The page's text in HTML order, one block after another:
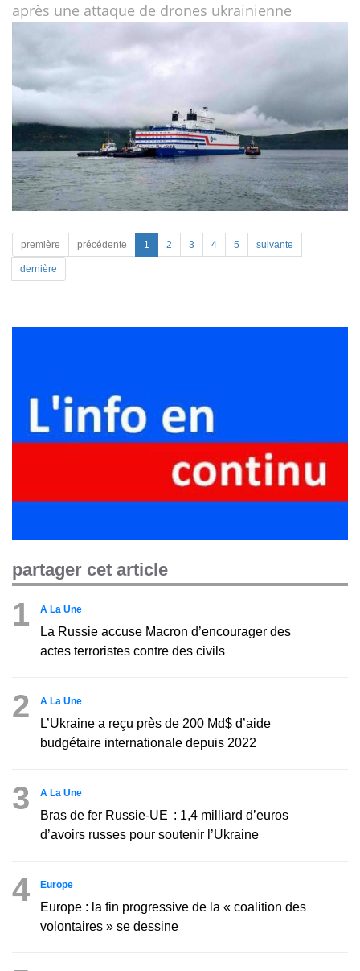
après une attaque de drones ukrainienne
première précédente 1 2 3 4 5 suivante
dernière
partager cet article
1 A La Une
La Russie accuse Macron d’encourager des
actes terroristes contre des civils
2 A La Une
L’Ukraine a reçu près de 200 Md$ d’aide
budgétaire internationale depuis 2022
3 A La Une
Bras de fer Russie-UE : 1,4 milliard d’euros
d’avoirs russes pour soutenir l’Ukraine
4 Europe
Europe : la fin progressive de la « coalition des
volontaires » se dessine